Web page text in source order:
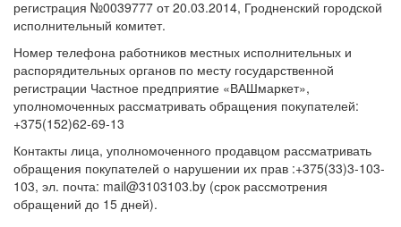
регистрация №0039777 от 20.03.2014, Гродненский городской
исполнительный комитет.
Номер телефона работников местных исполнительных и
распорядительных органов по месту государственной
регистрации Частное предприятие «ВАШмаркет»,
уполномоченных рассматривать обращения покупателей:
+375(152)62-69-13
Контакты лица, уполномоченного продавцом рассматривать
обращения покупателей о нарушении их прав :+375(33)3-103-
103, эл. почта: mail@3103103.by (срок рассмотрения
обращений до 15 дней).